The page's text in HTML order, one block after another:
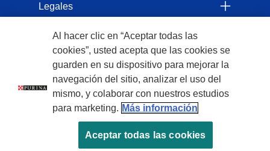
Legales
NESTLÉ PERÚ S.A. RUC 20263322496
Al hacer clic en “Aceptar todas las
cookies”, usted acepta que las cookies se
guarden en su dispositivo para mejorar la
navegación del sitio, analizar el uso del
mismo, y colaborar con nuestros estudios
para marketing. Más información
Aceptar todas las cookies